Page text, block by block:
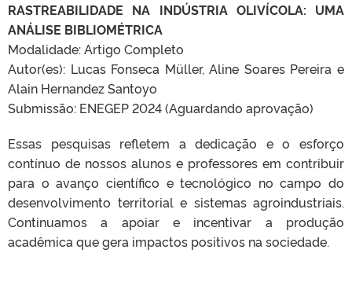
RASTREABILIDADE NA INDÚSTRIA OLIVÍCOLA: UMA
ANÁLISE BIBLIOMÉTRICA
Modalidade: Artigo Completo
Autor(es): Lucas Fonseca Müller, Aline Soares Pereira e
Alain Hernandez Santoyo
Submissão: ENEGEP 2024 (Aguardando aprovação)
Essas pesquisas refletem a dedicação e o esforço
contínuo de nossos alunos e professores em contribuir
para o avanço científico e tecnológico no campo do
desenvolvimento territorial e sistemas agroindustriais.
Continuamos a apoiar e incentivar a produção
acadêmica que gera impactos positivos na sociedade.